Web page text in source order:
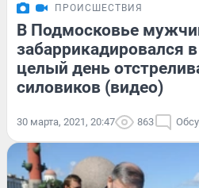
ПРОИСШЕСТВИЯ
В Подмосковье
забаррикадировался
целый день
силовиков (видео)
30 марта, 2021, 20:47 863